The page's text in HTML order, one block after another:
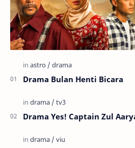
Drama Bulan Henti Bicara
Drama Yes! Captain Zul